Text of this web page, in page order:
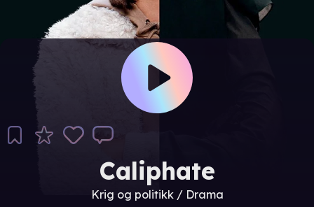
Caliphate
Krig og politikk / Drama